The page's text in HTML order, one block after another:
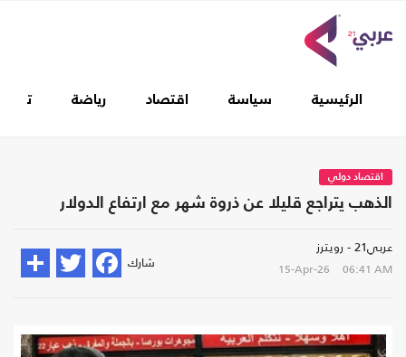
الرئيسية سياسة اقتصاد رياضة
اقتصاد دولي
الذهب يتراجع قليلا عن ذروة شهر مع ارتفاع الدولار
عربي21 - رويترز
15-Apr-26 06:41 AM شارك